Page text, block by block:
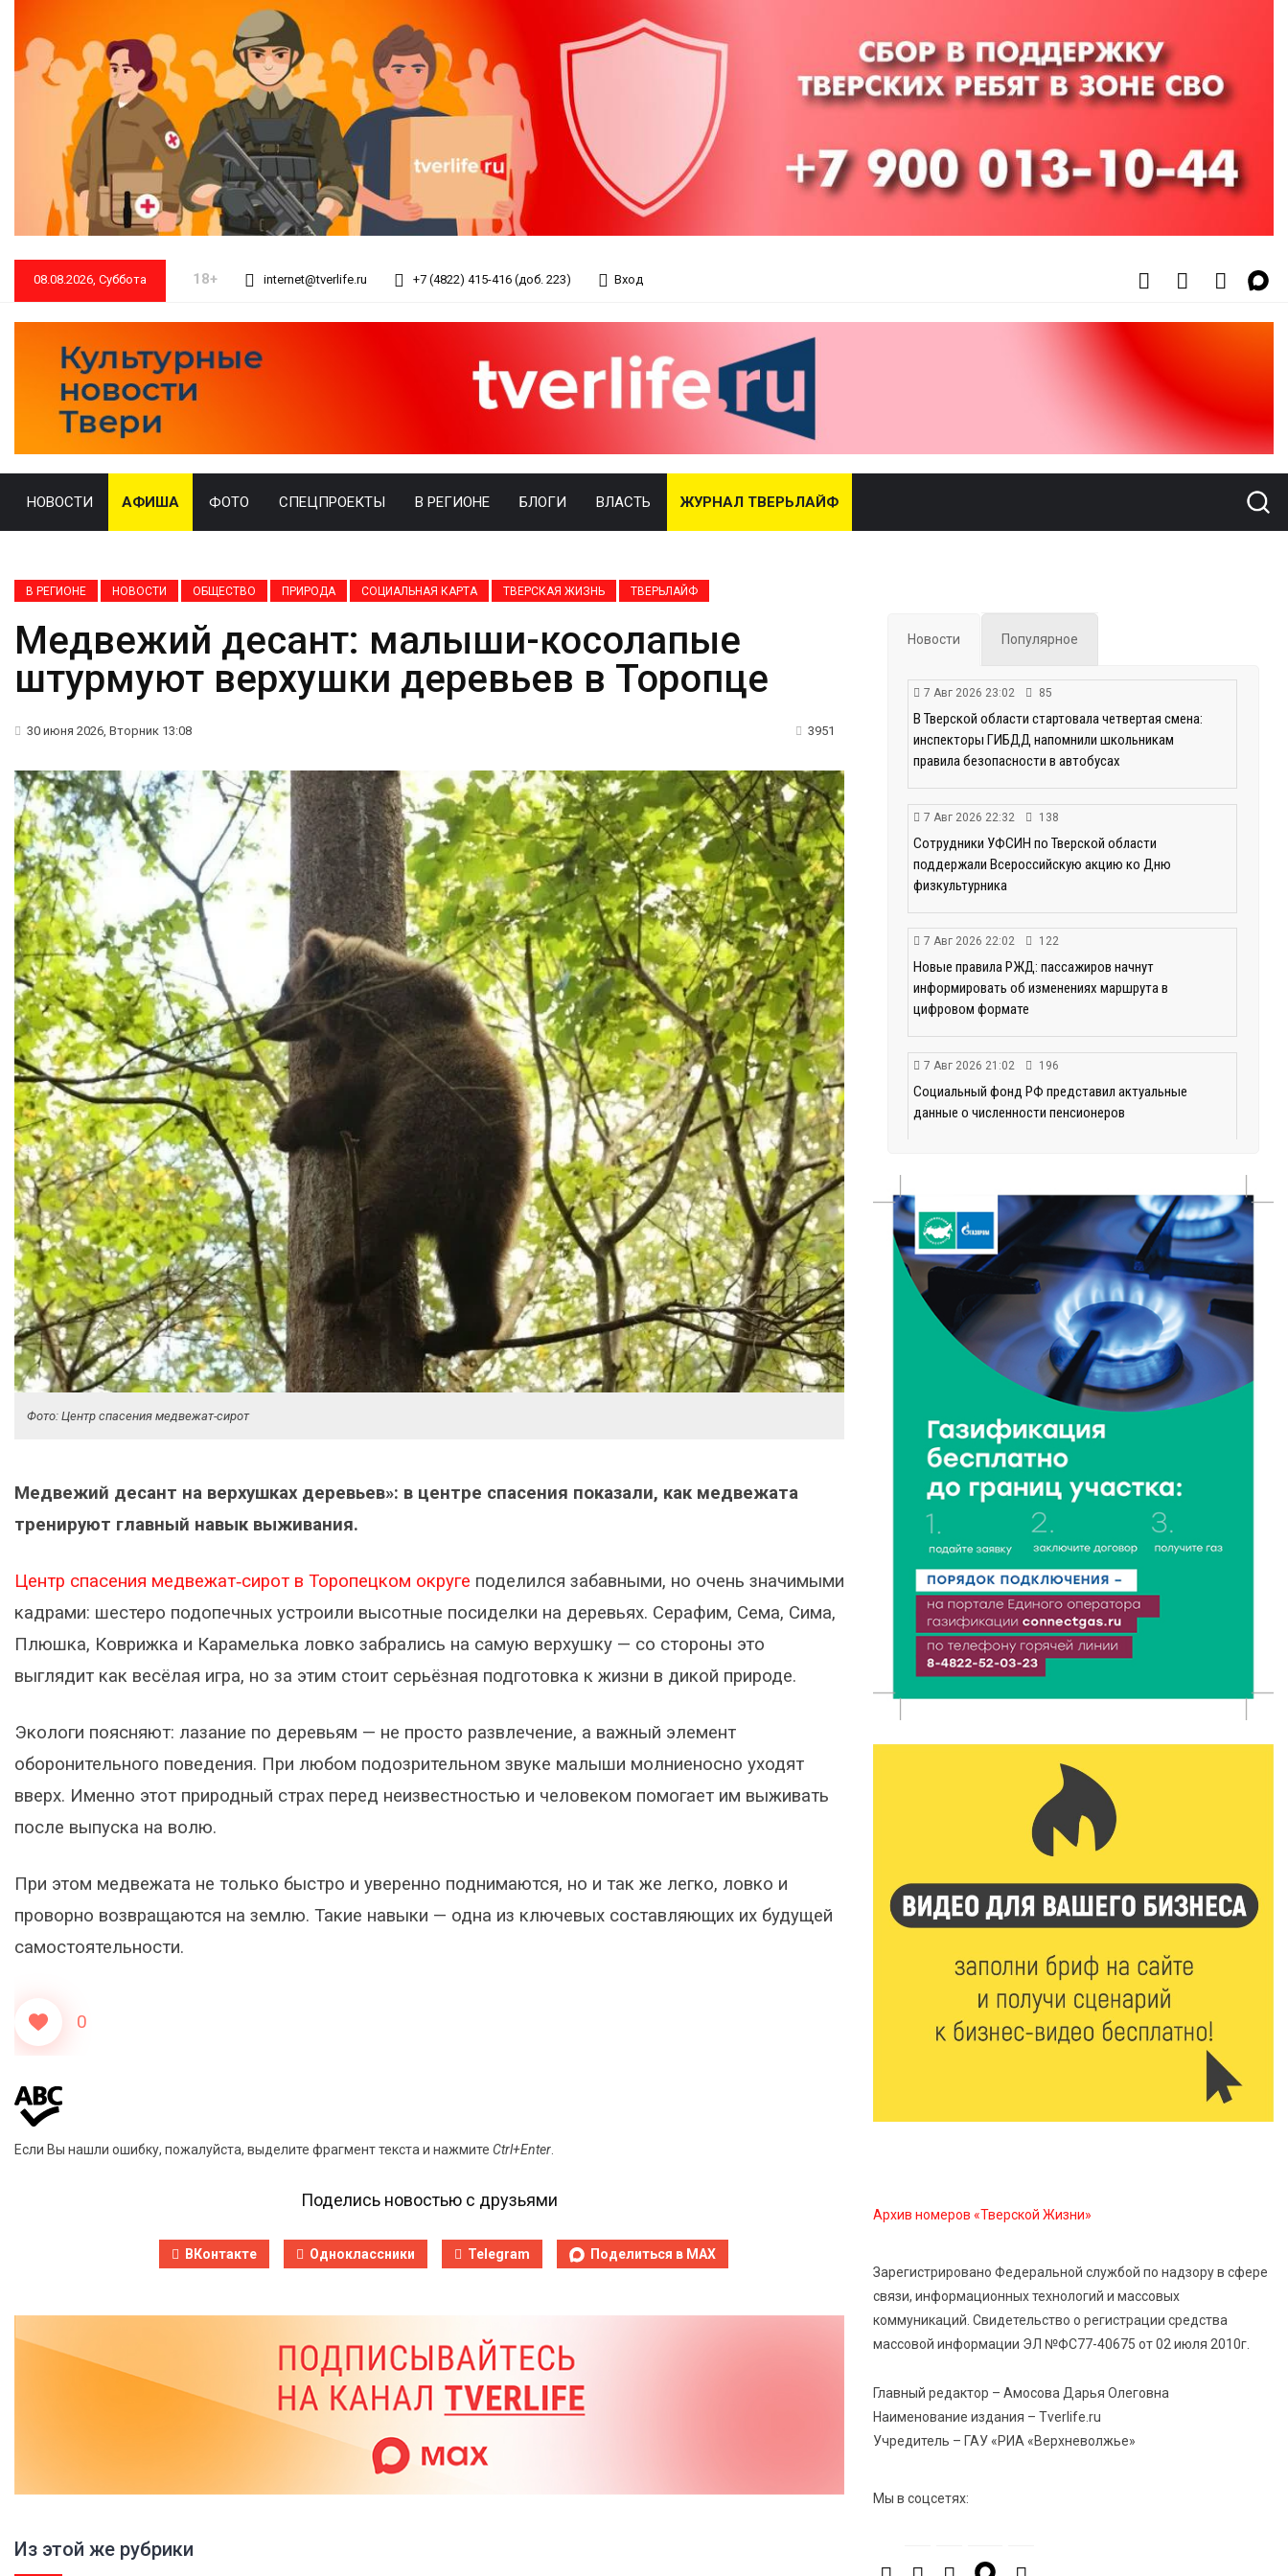
08.08.2026, Суббота 18+ internet@tverlife.ru +7 (4822) 415-416 (доб. 223) Вход
НОВОСТИ АФИША ФОТО СПЕЦПРОЕКТЫ В РЕГИОНЕ БЛОГИ ВЛАСТЬ ЖУРНАЛ ТВЕРЬЛАЙФ
В РЕГИОНЕ НОВОСТИ ОБЩЕСТВО ПРИРОДА СОЦИАЛЬНАЯ КАРТА ТВЕРСКАЯ ЖИЗНЬ ТВЕРЬЛАЙФ
Медвежий десант: малыши-косолапые
штурмуют верхушки деревьев в Торопце
30 июня 2026, Вторник 13:08 3951
Фото: Центр спасения медвежат-сирот
Медвежий десант на верхушках деревьев»: в центре спасения показали, как медвежата
тренируют главный навык выживания.
Центр спасения медвежат‑сирот в Торопецком округе поделился забавными, но очень значимыми
кадрами: шестеро подопечных устроили высотные посиделки на деревьях. Серафим, Сема, Сима,
Плюшка, Коврижка и Карамелька ловко забрались на самую верхушку — со стороны это
выглядит как весёлая игра, но за этим стоит серьёзная подготовка к жизни в дикой природе.
Экологи поясняют: лазание по деревьям — не просто развлечение, а важный элемент
оборонительного поведения. При любом подозрительном звуке малыши молниеносно уходят
вверх. Именно этот природный страх перед неизвестностью и человеком помогает им выживать
после выпуска на волю.
При этом медвежата не только быстро и уверенно поднимаются, но и так же легко, ловко и
проворно возвращаются на землю. Такие навыки — одна из ключевых составляющих их будущей
самостоятельности.
0
Если Вы нашли ошибку, пожалуйста, выделите фрагмент текста и нажмите Ctrl+Enter
Поделись новостью с друзьями
ВКонтакте Одноклассники Telegram Поделиться в MAX
Из этой же рубрики
Новости Популярное
7 Авг 2026 23:02 85
В Тверской области стартовала четвертая смена:
инспекторы ГИБДД напомнили школьникам
правила безопасности в автобусах
7 Авг 2026 22:32 138
Сотрудники УФСИН по Тверской области
поддержали Всероссийскую акцию ко Дню
физкультурника
7 Авг 2026 22:02 122
Новые правила РЖД: пассажиров начнут
информировать об изменениях маршрута в
цифровом формате
7 Авг 2026 21:02 196
Социальный фонд РФ представил актуальные
данные о численности пенсионеров
Как питаться, чтобы мозг работал лучше:
рекомендации фитнес ‑ специалиста Александра
Семина
7 Авг 2026 19:02 199
Ботанические лаборатории в школах: Тверская
область запускает масштабный экопроект
419
В Ржеве чествовали работников строительной
отрасли
7 Авг 2026 18:10 117
Зарядка со стражем порядка объединила детей в
«Чайке»
7 Авг 2026 18:02 305
В Нило-Столобенской пустыни началась
реставрация фасада исторической
Крестовоздвиженской церкви
210
Названы первые победители программы «Земский
7 Авг 2026 16:32 352
Без прав и лицензий: итоги проверки таксистов в
7 Авг 2026 16:02 340
Жителям Тверской области напомнили об
опасности домашних заготовок
7 Авг 2026 15:32 188
изменила библиотечную жизнь Верхневолжья
7 Авг 2026 15:30 166
трансформаторных подстанций и более 146 км ЛЭП
7 Авг 2026 15:10
Архив номеров «Тверской Жизни»
Зарегистрировано Федеральной службой по надзору в сфере
связи, информационных технологий и массовых
коммуникаций. Свидетельство о регистрации средства
массовой информации ЭЛ №ФС77-40675 от 02 июля 2010г.
Главный редактор – Амосова Дарья Олеговна
Наименование издания – Tverlife.ru
Учредитель – ГАУ «РИА «Верхневолжье»
Мы в соцсетях: